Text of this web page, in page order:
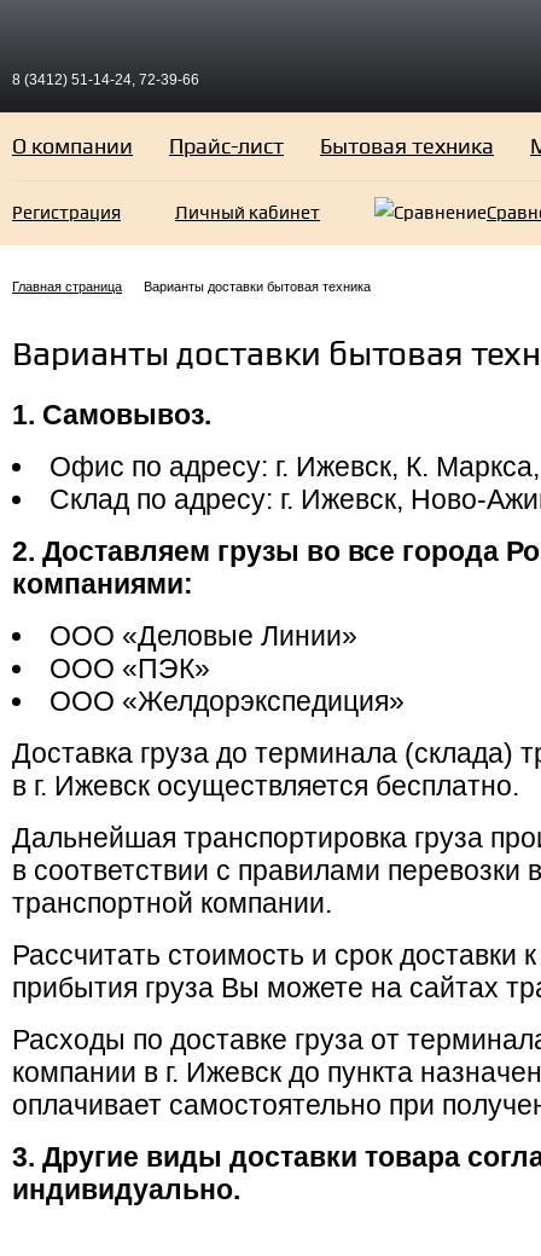
8 (3412) 51-14-24, 72-39-66
О компании Прайс-лист Бытовая техника
Регистрация Личный кабинет
Главная страница Варианты доставки бытовая техника
Варианты доставки бытовая
1. Самовывоз.
Офис по адресу: г. Ижевск, К.
Склад по адресу: г. Ижевск, Ново-
2. Доставляем грузы во все города
компаниями:
ООО «Деловые Линии»
ООО «ПЭК»
ООО «Желдорэкспедиция»
Доставка груза до терминала (склада)
в г. Ижевск осуществляется бесплатно.
Дальнейшая транспортировка груза
в соответствии с правилами
транспортной компании.
Рассчитать стоимость и срок доставки
прибытия груза Вы можете на сайтах
Расходы по доставке груза от
компании в г. Ижевск до пункта
оплачивает самостоятельно при
3. Другие виды доставки товара
индивидуально.